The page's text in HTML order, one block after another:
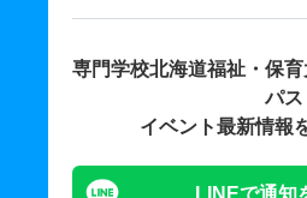
専門学校北海道福祉・保
パス
イベント最新情報
LINEで通知